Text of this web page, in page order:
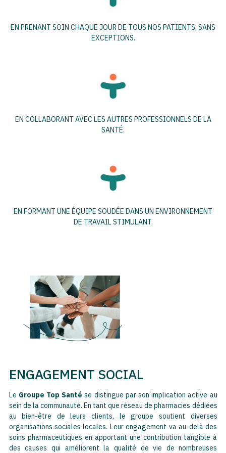
EN PRENANT SOIN CHAQUE JOUR DE TOUS NOS PATIENTS, SANS
EXCEPTIONS.
EN COLLABORANT AVEC LES AUTRES PROFESSIONNELS DE LA
SANTÉ.
EN FORMANT UNE ÉQUIPE SOUDÉE DANS UN ENVIRONNEMENT
DE TRAVAIL STIMULANT.
ENGAGEMENT SOCIAL
Le Groupe Top Santé se distingue par son implication active au
sein de la communauté. En tant que réseau de pharmacies dédiées
au bien-être de leurs clients, le groupe soutient diverses
organisations sociales locales. Leur engagement va au-delà des
soins pharmaceutiques en apportant une contribution tangible à
des causes qui améliorent la qualité de vie de nombreuses